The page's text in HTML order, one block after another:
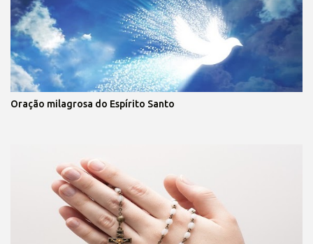
Oração milagrosa do Espírito Santo